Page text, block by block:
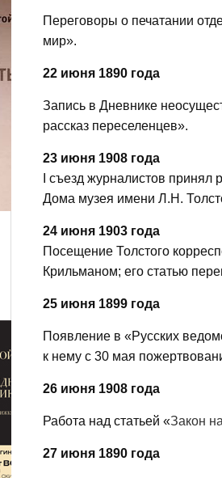
Переговоры о печатании
мир».
22 июня 1890 года
Запись в Дневнике
рассказ переселенцев».
23 июня 1908 года
I съезд журналистов
Дома музея имени Л.Н.
24 июня 1903 года
Посещение Толстого
Крильманом; его статью
25 июня 1899 года
Появление в «Русских
к нему с 30 мая
26 июня 1908 года
Работа над статьей «Закон
27 июня 1890 года